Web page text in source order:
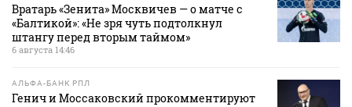
Вратарь «Зенита» Москвичев — о матче с
«Балтикой»: «Не зря чуть подтолкнул
штангу перед вторым таймом»
6 августа 14:46
АЛЬФА-БАНК РПЛ
Генич и Моссаковский прокомментируют